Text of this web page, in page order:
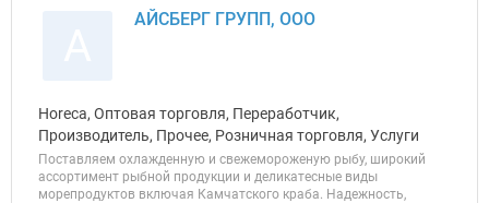
АЙСБЕРГ ГРУПП, ООО
Horeca, Оптовая торговля, Переработчик,
Производитель, Прочее, Розничная торговля, Услуги
Поставляем охлажденную и свежемороженую рыбу, широкий
ассортимент рыбной продукции и деликатесные виды
морепродуктов включая Камчатского краба. Надежность,